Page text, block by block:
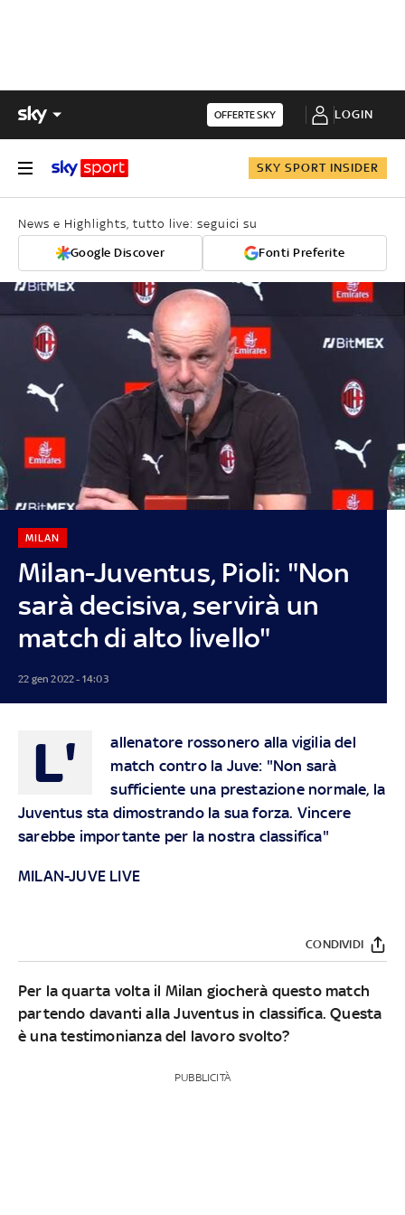
OFFERTE SKY LOGIN
SKY SPORT INSIDER
News e Highlights, tutto live: seguici su
Google Discover Fonti Preferite
Milan-Juventus, Pioli: "Non
sarà decisiva, servirà un
match di alto livello"
MILAN
22 gen 2022 - 14:03
L'
allenatore rossonero alla vigilia del
match contro la Juve: "Non sarà
sufficiente una prestazione normale, la
Juventus sta dimostrando la sua forza. Vincere
sarebbe importante per la nostra classifica"
MILAN-JUVE LIVE
CONDIVIDI
Per la quarta volta il Milan giocherà questo match
partendo davanti alla Juventus in classifica. Questa
è una testimonianza del lavoro svolto?
PUBBLICITÀ